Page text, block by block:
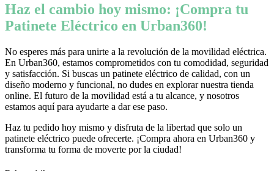
Haz el cambio hoy mismo: ¡Compra tu
Patinete Eléctrico en Urban360!
No esperes más para unirte a la revolución de la movilidad eléctrica.
En Urban360, estamos comprometidos con tu comodidad, seguridad
y satisfacción. Si buscas un patinete eléctrico de calidad, con un
diseño moderno y funcional, no dudes en explorar nuestra tienda
online. El futuro de la movilidad está a tu alcance, y nosotros
estamos aquí para ayudarte a dar ese paso.
Haz tu pedido hoy mismo y disfruta de la libertad que solo un
patinete eléctrico puede ofrecerte. ¡Compra ahora en Urban360 y
transforma tu forma de moverte por la ciudad!